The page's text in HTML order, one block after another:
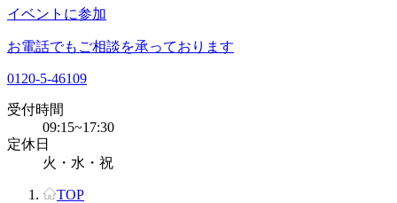
イベントに参加
お電話でもご相談を承っております
0120-5-46109
受付時間
09:15~17:30
定休日
火・水・祝
TOP